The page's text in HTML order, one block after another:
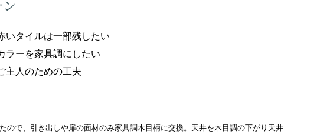
いタイルは一部残したい
ラーを家具調にしたい
主人のための工夫
ので、引き出しや扉の面材のみ家具調木目柄に交換。天井を木目調の下がり天井